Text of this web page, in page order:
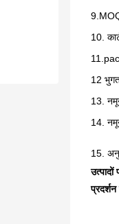
10.
12
13.
14.
15.
प्रदर्शन